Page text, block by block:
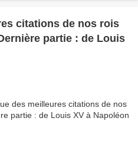
citations de nos rois
partie : de Louis